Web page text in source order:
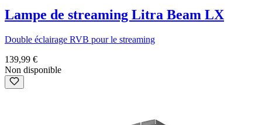
Lampe de streaming Litra Beam LX
Double éclairage RVB pour le streaming
139,99 €
Non disponible